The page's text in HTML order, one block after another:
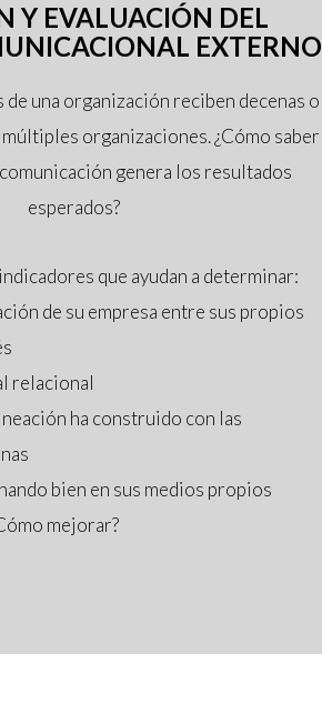
Y EVALUACIÓN DEL
EXTERNO
una organización reciben decenas o
organizaciones. ¿Cómo saber
genera los resultados
esperados?
que ayudan a determinar:
de su empresa entre sus propios
relacional
ha construido con las
bien en sus medios propios
mejorar?